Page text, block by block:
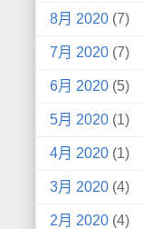
8月 2020 (7)
7月 2020 (7)
6月 2020 (5)
5月 2020 (1)
4月 2020 (1)
3月 2020 (4)
2月 2020 (4)